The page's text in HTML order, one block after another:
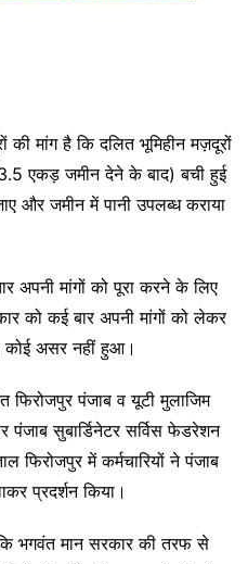
की मांग है कि दलित भूमिहीन मज़दूरों
एकड़ जमीन देने के बाद) बची हुई
और जमीन में पानी उपलब्ध कराया
अपनी मांगों को पूरा करने के लिए
को कई बार अपनी मांगों को लेकर
असर नहीं हुआ।
पंजाब व यूटी मुलाजिम
सुबार्डिनेटर सर्विस फेडरेशन
फिरोजपुर में कर्मचारियों ने पंजाब
प्रदर्शन किया।
कि भगवंत मान सरकार की तरफ से